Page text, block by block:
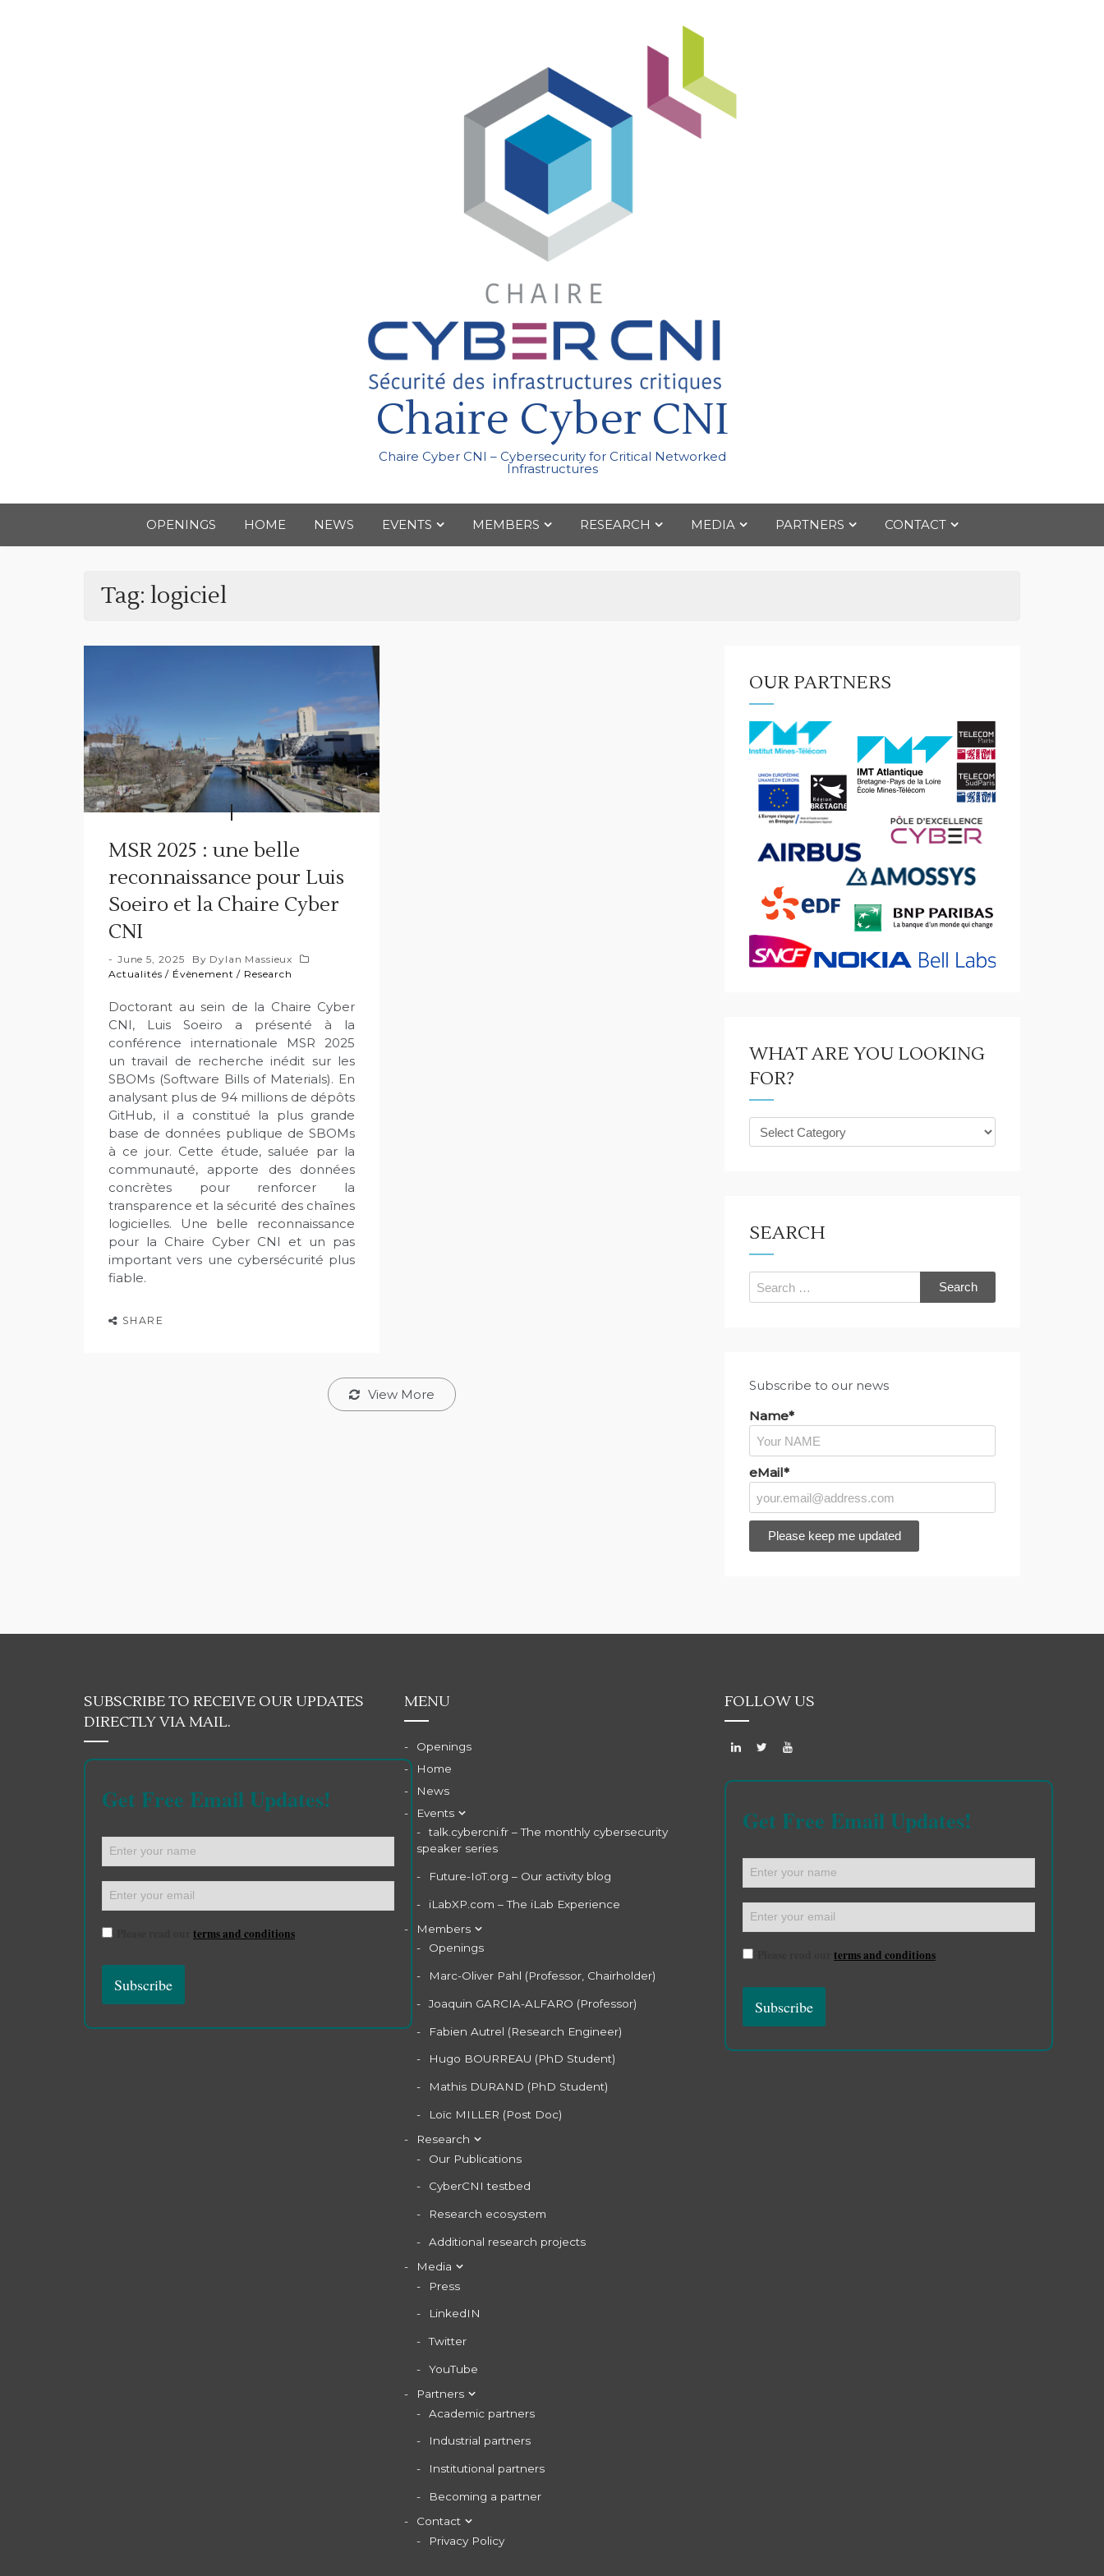
Chaire Cyber CNI
Chaire Cyber CNI – Cybersecurity for Critical Networked
Infrastructures
OPENINGS HOME NEWS EVENTS MEMBERS RESEARCH MEDIA PARTNERS CONTACT
Tag: logiciel
MSR 2025 : une belle
reconnaissance pour Luis
Soeiro et la Chaire Cyber
CNI
June 5, 2025 By Dylan Massieux
Actualités / Évènement / Research
Doctorant au sein de la Chaire Cyber
CNI, Luis Soeiro a présenté à la
conférence internationale MSR 2025
un travail de recherche inédit sur les
SBOMs (Software Bills of Materials). En
analysant plus de 94 millions de dépôts
GitHub, il a constitué la plus grande
base de données publique de SBOMs
à ce jour. Cette étude, saluée par la
communauté, apporte des données
concrètes pour renforcer la
transparence et la sécurité des chaînes
logicielles. Une belle reconnaissance
pour la Chaire Cyber CNI et un pas
important vers une cybersécurité plus
fiable.
SHARE
View More
OUR PARTNERS
WHAT ARE YOU LOOKING
FOR?
What
are
SEARCH
Search
for:
Subscribe to our news
Name*
eMail*
SUBSCRIBE TO RECEIVE OUR UPDATES
DIRECTLY VIA MAIL.
Get Free Email Updates!
terms and conditions
MENU
Openings
Home
News
Events
talk.cybercni.fr – The monthly cybersecurity
speaker series
Future-IoT.org – Our activity blog
iLabXP.com – The iLab Experience
Members
Openings
Marc-Oliver Pahl (Professor, Chairholder)
Joaquin GARCIA-ALFARO (Professor)
Fabien Autrel (Research Engineer)
Hugo BOURREAU (PhD Student)
Mathis DURAND (PhD Student)
Loïc MILLER (Post Doc)
Research
Our Publications
CyberCNI testbed
Research ecosystem
Additional research projects
Media
Press
LinkedIN
Twitter
YouTube
Partners
Academic partners
Industrial partners
Institutional partners
Becoming a partner
Contact
Privacy Policy
FOLLOW US
Get Free Email Updates!
terms and conditions